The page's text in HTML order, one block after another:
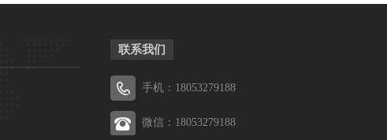
联系我们
手机：18053279188
微信：18053279188